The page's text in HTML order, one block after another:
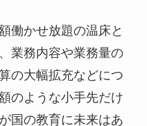
働かせ放題の温床と
業務内容や業務量の
の大幅拡充などにつ
のような小手先だけ
国の教育に未来はあ